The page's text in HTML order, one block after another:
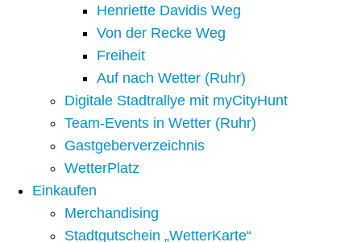
Henriette Davidis Weg
Von der Recke Weg
Freiheit
Auf nach Wetter (Ruhr)
Digitale Stadtrallye mit myCityHunt
Team-Events in Wetter (Ruhr)
Gastgeberverzeichnis
WetterPlatz
Einkaufen
Merchandising
Stadtgutschein „WetterKarte“